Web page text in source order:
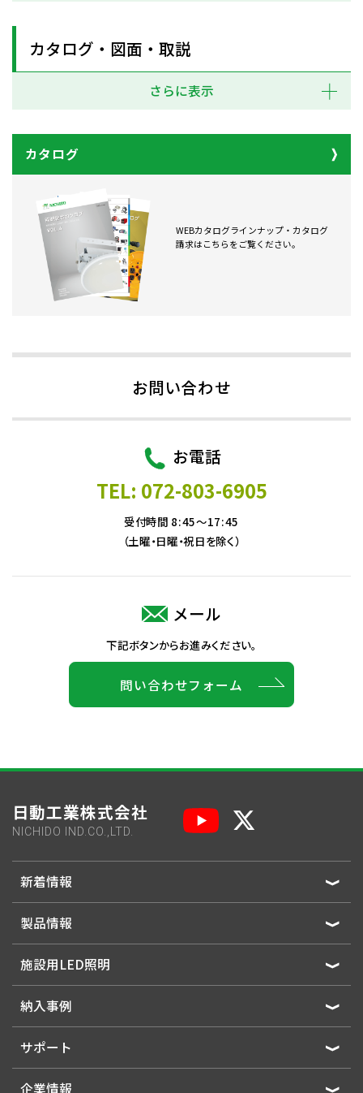
カタログ・図面・取説
さらに表示
カタログ
WEBカタログラインナップ・カタログ
請求はこちらをご覧ください。
お問い合わせ
お電話
TEL: 072-803-6905
受付時間 8:45～17:45
（土曜・日曜・祝日を除く）
メール
下記ボタンからお進みください。
問い合わせフォーム
日動工業株式会社
NICHIDO IND.CO.,LTD.
新着情報
製品情報
施設用LED照明
納入事例
サポート
企業情報